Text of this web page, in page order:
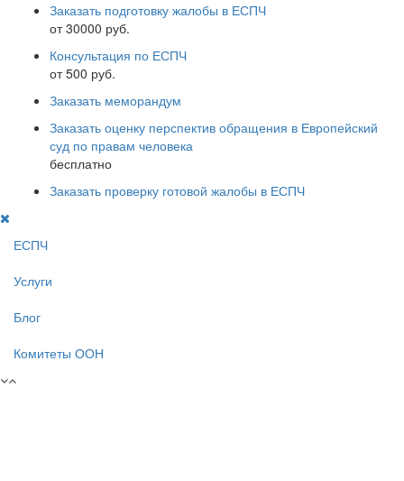
Заказать подготовку жалобы в ЕСПЧ
от 30000 руб.
Консультация по ЕСПЧ
от 500 руб.
Заказать меморандум
Заказать оценку перспектив обращения в Европейский
суд по правам человека
бесплатно
Заказать проверку готовой жалобы в ЕСПЧ
ЕСПЧ
Услуги
Блог
Комитеты ООН